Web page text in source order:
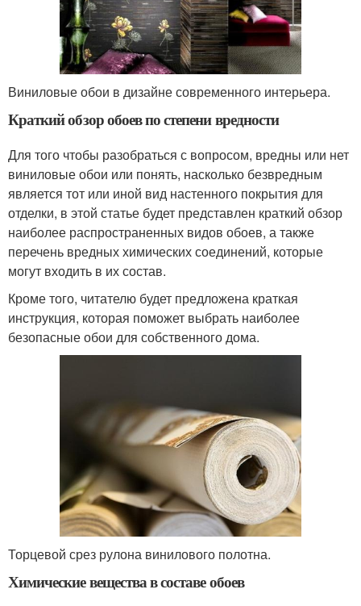
Виниловые обои в дизайне современного интерьера.
Краткий обзор обоев по степени вредности
Для того чтобы разобраться с вопросом, вредны или нет
виниловые обои или понять, насколько безвредным
является тот или иной вид настенного покрытия для
отделки, в этой статье будет представлен краткий обзор
наиболее распространенных видов обоев, а также
перечень вредных химических соединений, которые
могут входить в их состав.
Кроме того, читателю будет предложена краткая
инструкция, которая поможет выбрать наиболее
безопасные обои для собственного дома.
Торцевой срез рулона винилового полотна.
Химические вещества в составе обоев